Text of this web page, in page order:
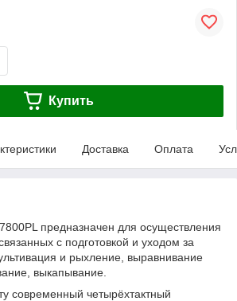
Купить
Доставка Оплата
предназначен для осуществления
с подготовкой и уходом за
и рыхление, выравнивание
выкапывание.
современный четырёхтактный